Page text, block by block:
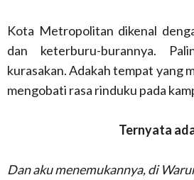
Kota Metropolitan dikenal
dan keterburu-burannya.
kurasakan. Adakah tempat yang
mengobati rasa rinduku pada
Ternyata
Dan aku menemukannya, di